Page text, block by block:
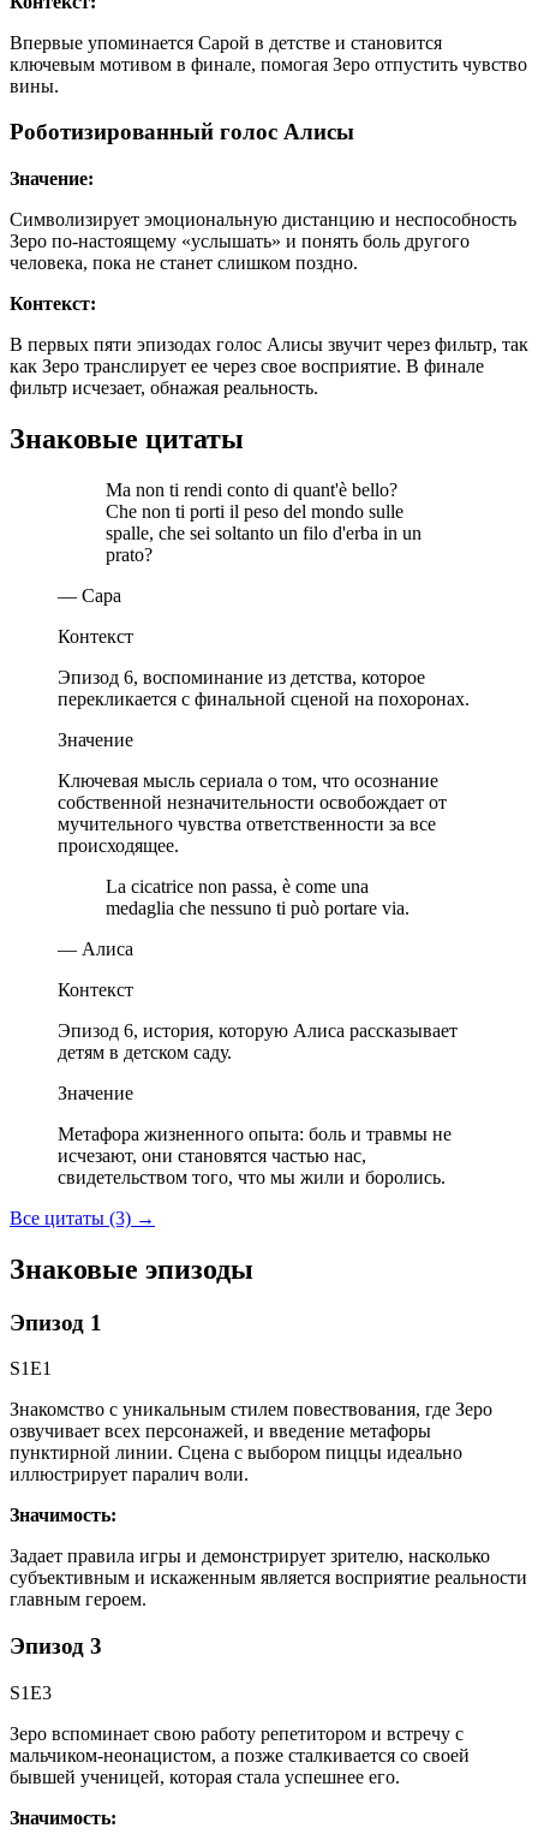
Впервые упоминается Сарой в детстве и становится
ключевым мотивом в финале, помогая Зеро отпустить чувство
вины.
Роботизированный голос Алисы
Значение:
Символизирует эмоциональную дистанцию и неспособность
Зеро по-настоящему «услышать» и понять боль другого
человека, пока не станет слишком поздно.
Контекст:
В первых пяти эпизодах голос Алисы звучит через фильтр, так
как Зеро транслирует ее через свое восприятие. В финале
фильтр исчезает, обнажая реальность.
Знаковые цитаты
Ma non ti rendi conto di quant'è bello?
Che non ti porti il peso del mondo sulle
spalle, che sei soltanto un filo d'erba in un
prato?
— Сара
Контекст
Эпизод 6, воспоминание из детства, которое
перекликается с финальной сценой на похоронах.
Значение
Ключевая мысль сериала о том, что осознание
собственной незначительности освобождает от
мучительного чувства ответственности за все
происходящее.
La cicatrice non passa, è come una
medaglia che nessuno ti può portare via.
— Алиса
Контекст
Эпизод 6, история, которую Алиса рассказывает
детям в детском саду.
Значение
Метафора жизненного опыта: боль и травмы не
исчезают, они становятся частью нас,
свидетельством того, что мы жили и боролись.
Все цитаты (3) →
Знаковые эпизоды
Эпизод 1
S1E1
Знакомство с уникальным стилем повествования, где Зеро
озвучивает всех персонажей, и введение метафоры
пунктирной линии. Сцена с выбором пиццы идеально
иллюстрирует паралич воли.
Значимость:
Задает правила игры и демонстрирует зрителю, насколько
субъективным и искаженным является восприятие реальности
главным героем.
Эпизод 3
S1E3
Зеро вспоминает свою работу репетитором и встречу с
мальчиком-неонацистом, а позже сталкивается со своей
бывшей ученицей, которая стала успешнее его.
Значимость: